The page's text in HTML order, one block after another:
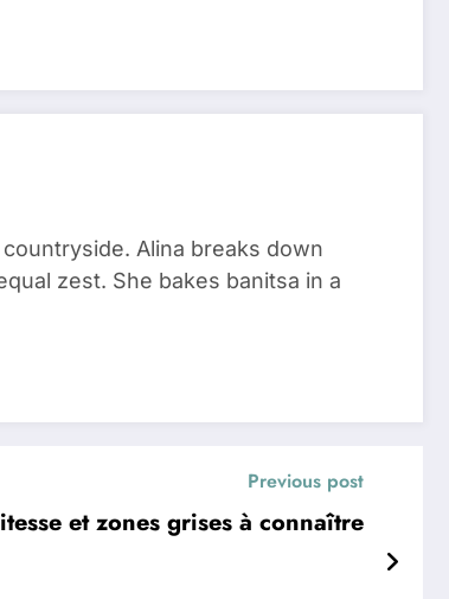
Alina breaks down
zest. She bakes banitsa in a
Previous post
et zones grises à connaître